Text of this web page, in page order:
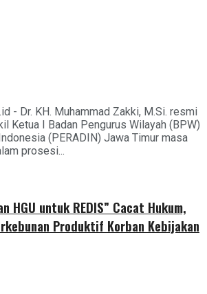
- Dr. KH. Muhammad Zakki, M.Si. resmi
Ketua I Badan Pengurus Wilayah (BPW)
(PERADIN) Jawa Timur masa
prosesi...
HGU untuk REDIS” Cacat Hukum,
Produktif Korban Kebijakan